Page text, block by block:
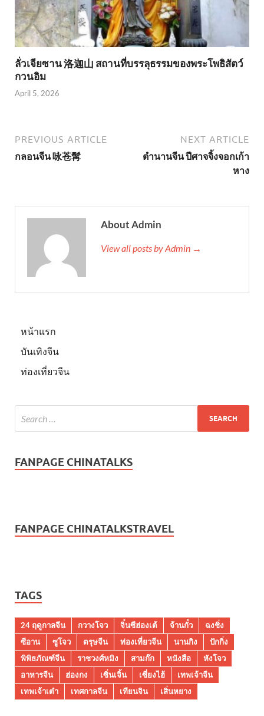
ลั่วเจียซาน 洛迦山 สถานที่บรรลุธรรมของพระโพธิสัตว์
กวนอิม
April 5, 2026
PREVIOUS ARTICLE
กลอนจีน 咏苍髯
NEXT ARTICLE
ตำนานจีน ปีศาจจิ้งจอกเก้า
หาง
About Admin
View all posts by Admin →
หน้าแรก
บันเทิงจีน
ท่องเที่ยวจีน
FANPAGE CHINATALKS
FANPAGE CHINATALKSTRAVEL
TAGS
24 ฤดูกาลจีน กวางโจว จิ๋นซีฮ่องเต้ จ้านกั๋ว
ฉงชิ่ง
ซีอาน
ซูโจว ตรุษจีน ท่องเที่ยวจีน นานกิง
ปักกิ่ง
พิพิธภัณฑ์จีน
ราชวงศ์หมิง สามก๊ก หนังสือ
หังโจว
อาหารจีน
ฮ่องกง เซิ่นเจิ้น เซี่ยงไฮ้
เทพเจ้าจีน
เทพเจ้าเต๋า
เทศกาลจีน เทียนจิน เสิ่นหยาง